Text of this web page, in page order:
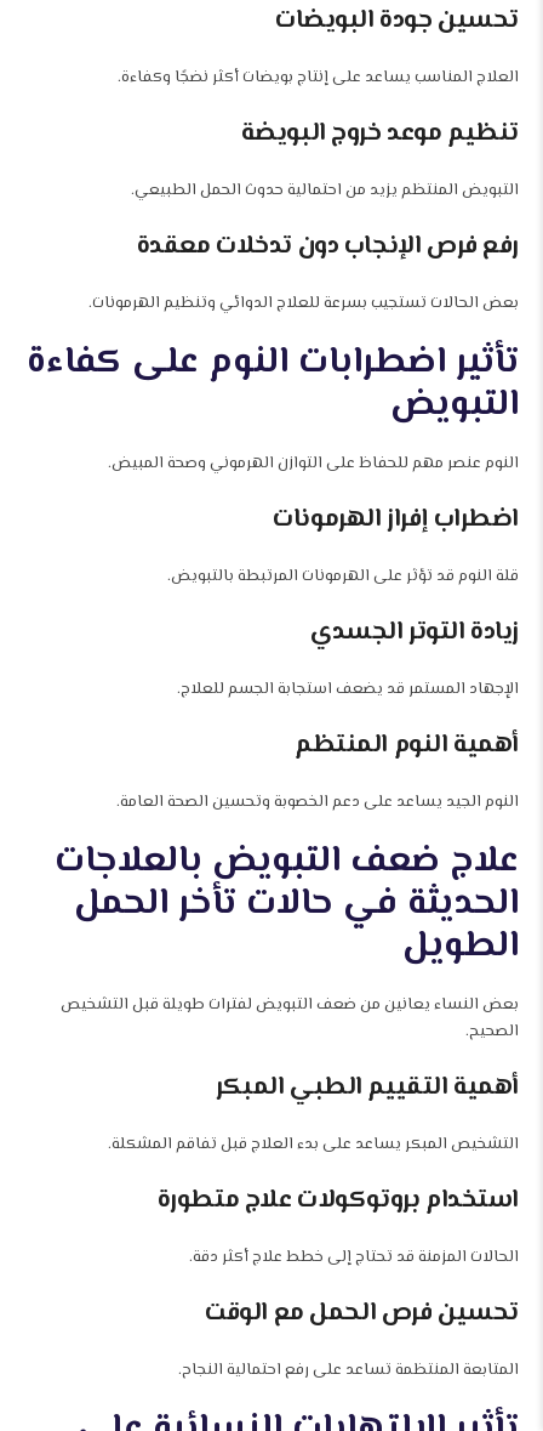
تحسين جودة البويضات
العلاج المناسب يساعد على إنتاج بويضات أكثر نضجًا وكفاءة.
تنظيم موعد خروج البويضة
التبويض المنتظم يزيد من احتمالية حدوث الحمل الطبيعي.
رفع فرص الإنجاب دون تدخلات معقدة
بعض الحالات تستجيب بسرعة للعلاج الدوائي وتنظيم الهرمونات.
تأثير اضطرابات النوم على كفاءة
التبويض
النوم عنصر مهم للحفاظ على التوازن الهرموني وصحة المبيض.
اضطراب إفراز الهرمونات
قلة النوم قد تؤثر على الهرمونات المرتبطة بالتبويض.
زيادة التوتر الجسدي
الإجهاد المستمر قد يضعف استجابة الجسم للعلاج.
أهمية النوم المنتظم
النوم الجيد يساعد على دعم الخصوبة وتحسين الصحة العامة.
علاج ضعف التبويض بالعلاجات
الحديثة في حالات تأخر الحمل
الطويل
بعض النساء يعانين من ضعف التبويض لفترات طويلة قبل التشخيص
الصحيح.
أهمية التقييم الطبي المبكر
التشخيص المبكر يساعد على بدء العلاج قبل تفاقم المشكلة.
استخدام بروتوكولات علاج متطورة
الحالات المزمنة قد تحتاج إلى خطط علاج أكثر دقة.
تحسين فرص الحمل مع الوقت
المتابعة المنتظمة تساعد على رفع احتمالية النجاح.